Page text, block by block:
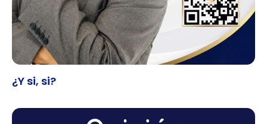
¿Y si, si?